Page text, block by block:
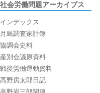
社会労働問題アーカイブス
インデックス
月島調査家計簿
協調会史料
産別会議原資料
戦後労働運動資料
高野房太郎日記